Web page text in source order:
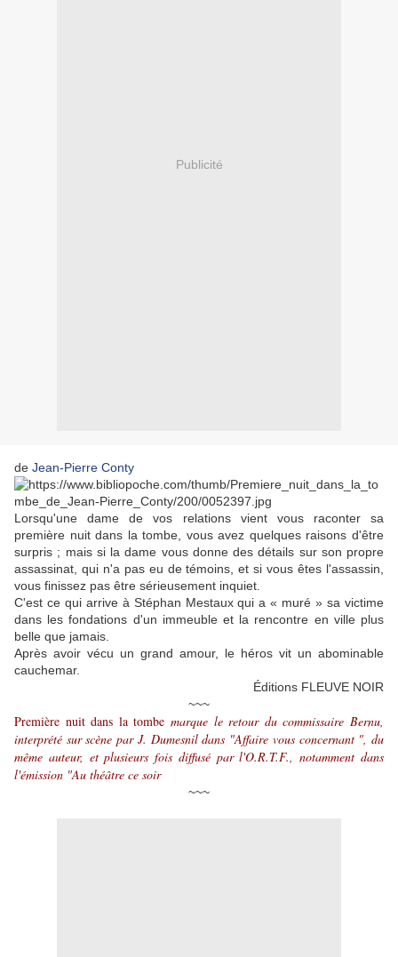
Publicité
de Jean-Pierre Conty
Lorsqu'une dame de vos relations vient vous raconter sa
première nuit dans la tombe, vous avez quelques raisons d'être
surpris ; mais si la dame vous donne des détails sur son propre
assassinat, qui n'a pas eu de témoins, et si vous êtes l'assassin,
vous finissez pas être sérieusement inquiet.
C'est ce qui arrive à Stéphan Mestaux qui a « muré » sa victime
dans les fondations d'un immeuble et la rencontre en ville plus
belle que jamais.
Après avoir vécu un grand amour, le héros vit un abominable
cauchemar.
Éditions FLEUVE NOIR
~~~
Première nuit dans la tombe marque le retour du commissaire Bernu,
interprété sur scène par J. Dumesnil dans "Affaire vous concernant ", du
même auteur, et plusieurs fois diffusé par l'O.R.T.F., notamment dans
l'émission "Au théâtre ce soir
~~~